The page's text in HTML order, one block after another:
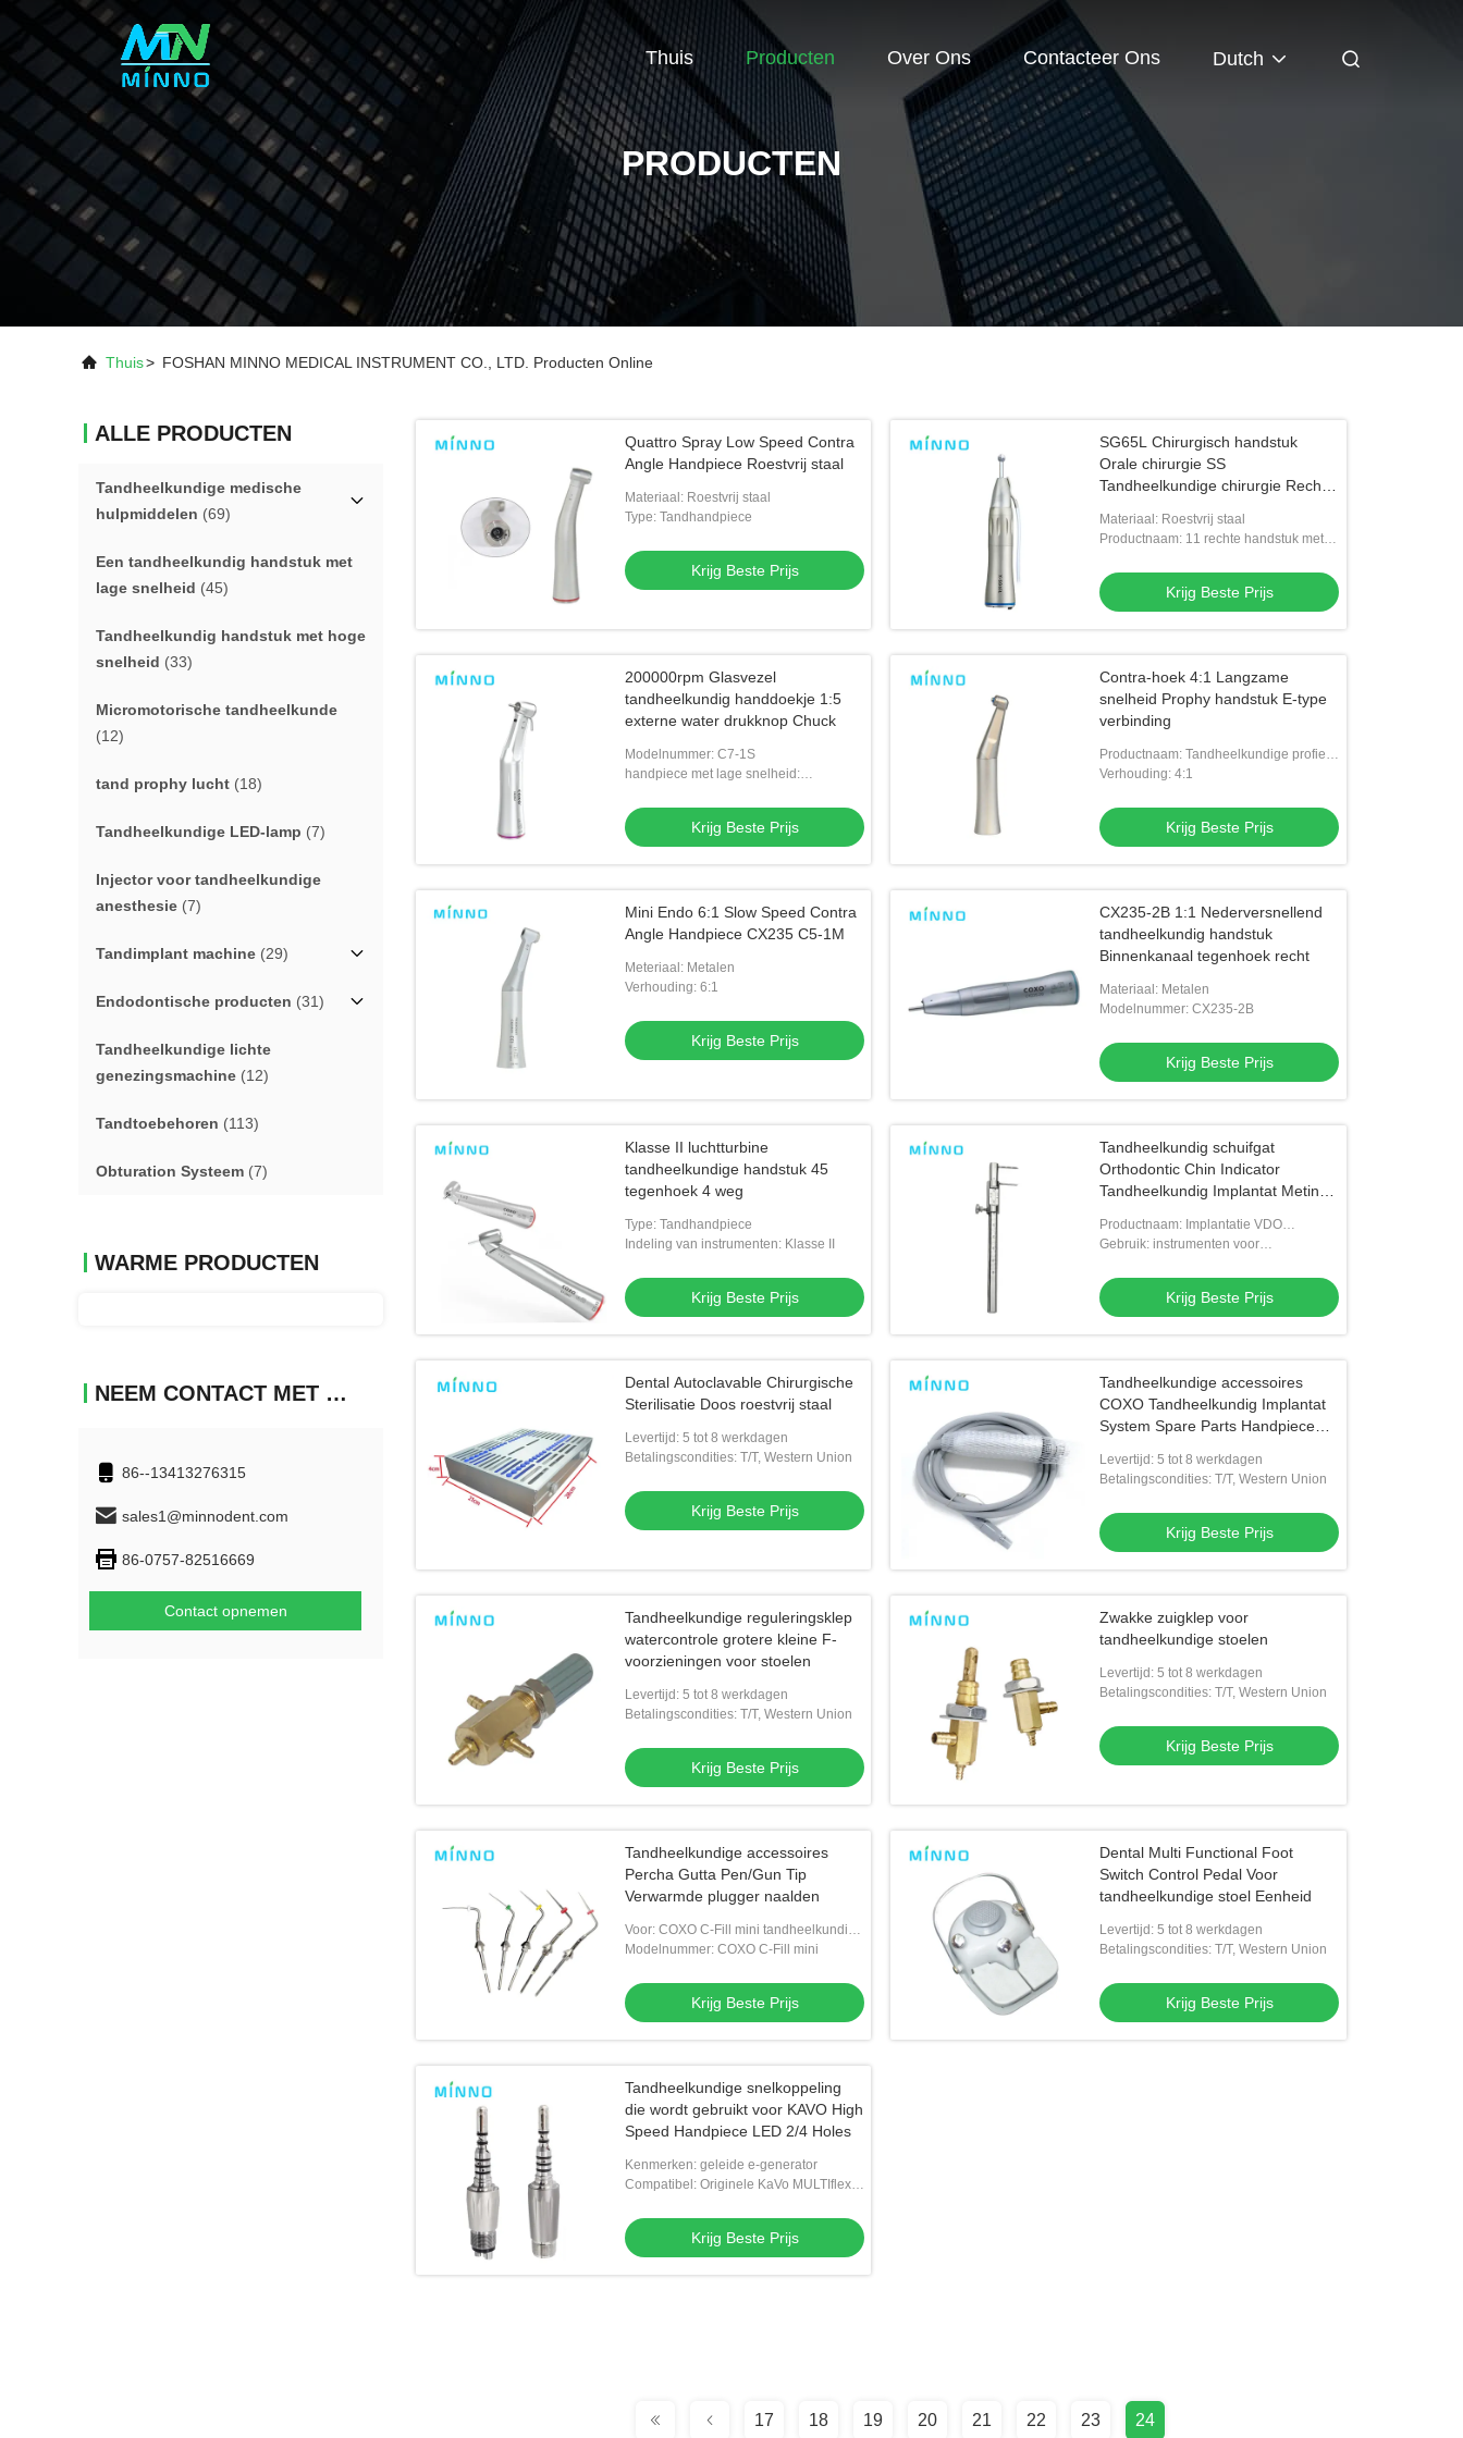
Thuis Producten Over Ons Contacteer Ons Dutch
PRODUCTEN
Thuis> FOSHAN MINNO MEDICAL INSTRUMENT CO., LTD. Producten Online
ALLE PRODUCTEN
Tandheelkundige medische
hulpmiddelen (69)
Een tandheelkundig handstuk met
lage snelheid (45)
Tandheelkundig handstuk met hoge
snelheid (33)
Micromotorische tandheelkunde
(12)
tand prophy lucht (18)
Tandheelkundige LED-lamp (7)
Injector voor tandheelkundige
anesthesie (7)
Tandimplant machine (29)
Endodontische producten (31)
Tandheelkundige lichte
genezingsmachine (12)
Tandtoebehoren (113)
Obturation Systeem (7)
WARME PRODUCTEN
NEEM CONTACT MET ONS OP
86--13413276315
sales1@minnodent.com
86-0757-82516669
Contact opnemen
Quattro Spray Low Speed Contra
Angle Handpiece Roestvrij staal
Materiaal: Roestvrij staal
Type: Tandhandpiece
Krijg Beste Prijs
SG65L Chirurgisch handstuk
Orale chirurgie SS
Tandheelkundige chirurgie Rechte
Materiaal: Roestvrij staal
Productnaam: 11 rechte handstuk met
Krijg Beste Prijs
200000rpm Glasvezel
tandheelkundig handdoekje 1:5
externe water drukknop Chuck
Modelnummer: C7-1S
handpiece met lage snelheid:
Krijg Beste Prijs
Contra-hoek 4:1 Langzame
snelheid Prophy handstuk E-type
verbinding
Productnaam: Tandheelkundige profiel
tegenhoek
Verhouding: 4:1
Krijg Beste Prijs
Mini Endo 6:1 Slow Speed Contra
Angle Handpiece CX235 C5-1M
Meteriaal: Metalen
Verhouding: 6:1
Krijg Beste Prijs
CX235-2B 1:1 Nederversnellend
tandheelkundig handstuk
Binnenkanaal tegenhoek recht
Materiaal: Metalen
Modelnummer: CX235-2B
Krijg Beste Prijs
Klasse II luchtturbine
tandheelkundige handstuk 45
tegenhoek 4 weg
Type: Tandhandpiece
Indeling van instrumenten: Klasse II
Krijg Beste Prijs
Tandheelkundig schuifgat
Orthodontic Chin Indicator
Tandheelkundig Implantat Meting
Productnaam: Implantatie VDO
Regelaar Venus Apollo Gauge
Gebruik: instrumenten voor
Krijg Beste Prijs
Dental Autoclavable Chirurgische
Sterilisatie Doos roestvrij staal
Levertijd: 5 tot 8 werkdagen
Betalingscondities: T/T, Western Union
Krijg Beste Prijs
Tandheelkundige accessoires
COXO Tandheelkundig Implantat
System Spare Parts Handpiece
Levertijd: 5 tot 8 werkdagen
Betalingscondities: T/T, Western Union
Krijg Beste Prijs
Tandheelkundige reguleringsklep
watercontrole grotere kleine F-
voorzieningen voor stoelen
Levertijd: 5 tot 8 werkdagen
Betalingscondities: T/T, Western Union
Krijg Beste Prijs
Zwakke zuigklep voor
tandheelkundige stoelen
Levertijd: 5 tot 8 werkdagen
Betalingscondities: T/T, Western Union
Krijg Beste Prijs
Tandheelkundige accessoires
Percha Gutta Pen/Gun Tip
Verwarmde plugger naalden
Voor: COXO C-Fill mini tandheelkundig
vergrendelingssysteem
Modelnummer: COXO C-Fill mini
Krijg Beste Prijs
Dental Multi Functional Foot
Switch Control Pedal Voor
tandheelkundige stoel Eenheid
Levertijd: 5 tot 8 werkdagen
Betalingscondities: T/T, Western Union
Krijg Beste Prijs
Tandheelkundige snelkoppeling
die wordt gebruikt voor KAVO High
Speed Handpiece LED 2/4 Holes
Kenmerken: geleide e-generator
Compatibel: Originele KaVo MULTIflex
Krijg Beste Prijs
17 18 19 20 21 22 23 24